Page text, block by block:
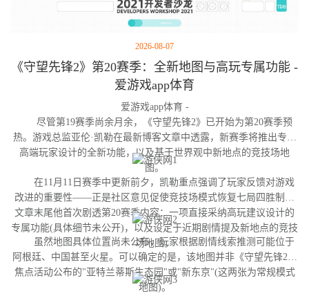
2026-08-07
《守望先锋2》第20赛季：全新地图与高玩专属功能 -
爱游戏app体育
爱游戏app体育 -
尽管第19赛季尚余月余，《守望先锋2》已开始为第20赛季预
热。游戏总监亚伦·凯勒在最新博客文章中透露，新赛季将推出专为
高端玩家设计的全新功能，以及基于世界观中新地点的竞技场地
图。
在11月11日赛季中更新前夕，凯勒重点强调了玩家反馈对游戏
改进的重要性——正是社区意见促使竞技场模式恢复七局四胜制。
文章末尾他首次剧透第20赛季内容：一项直接采纳高玩建议设计的
专属功能(具体细节未公开)，以及设定于近期剧情提及新地点的竞技
场地图。
虽然地图具体位置尚未公布，玩家根据剧情线索推测可能位于
阿根廷、中国甚至火星。可以确定的是，该地图并非《守望先锋2》
焦点活动公布的"亚特兰蒂斯生态园"或"新东京"(这两张为常规模式
地图)。